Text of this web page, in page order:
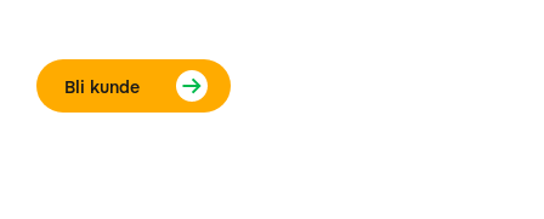
Bli kunde